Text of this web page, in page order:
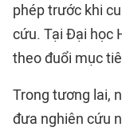
phép trước khi
cứu. Tại Đại học
theo đuổi mục
Trong tương lai,
đưa nghiên cứu